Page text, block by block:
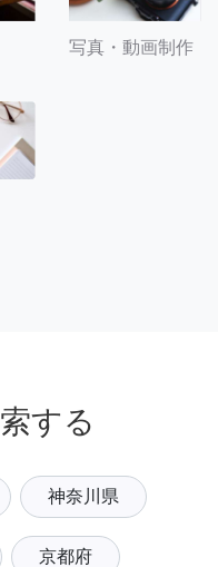
写真・動画制作
する
神奈川県
京都府